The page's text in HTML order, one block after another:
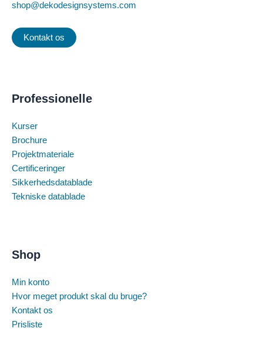
shop@dekodesignsystems.com
Kontakt os
Professionelle
Kurser
Brochure
Projektmateriale
Certificeringer
Sikkerhedsdatablade
Tekniske datablade
Shop
Min konto
Hvor meget produkt skal du bruge?
Kontakt os
Prisliste